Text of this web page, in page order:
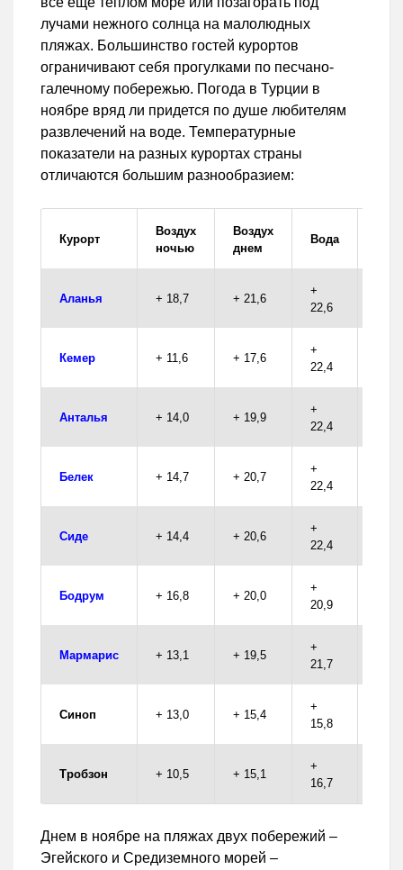
лучами нежного солнца на малолюдных
пляжах. Большинство гостей курортов
ограничивают себя прогулками по песчано-
галечному побережью. Погода в Турции в
ноябре вряд ли придется по душе любителям
развлечений на воде. Температурные
показатели на разных курортах страны
отличаются большим разнообразием:
Курорт
Воздух
ночью
Воздух
днем
Вода
Аланья + 18,7 + 21,6
+
22,6
Кемер + 11,6 + 17,6
+
22,4
Анталья + 14,0 + 19,9
+
22,4
Белек + 14,7 + 20,7
+
22,4
Сиде + 14,4 + 20,6
+
22,4
Бодрум + 16,8 + 20,0
+
20,9
Мармарис + 13,1 + 19,5
+
21,7
Синоп + 13,0 + 15,4
+
15,8
Тробзон + 10,5 + 15,1
+
16,7
Днем в ноябре на пляжах двух побережий –
Эгейского и Средиземного морей –